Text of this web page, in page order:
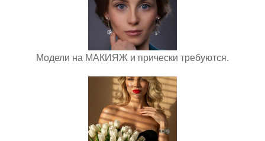
Модели на МАКИЯЖ и прически требуются.